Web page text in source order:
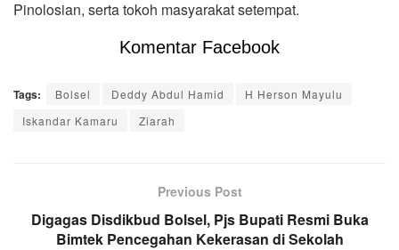
Pinolosian, serta tokoh masyarakat setempat.
Komentar Facebook
Tags: Bolsel Deddy Abdul Hamid
H Herson Mayulu
Iskandar Kamaru
Ziarah
Previous Post
Digagas Disdikbud Bolsel, Pjs Bupati Resmi Buka
Bimtek Pencegahan Kekerasan di Sekolah